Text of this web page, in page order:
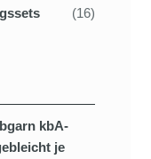
(16)
kbA-
je